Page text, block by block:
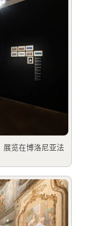
展览在博洛尼亚法